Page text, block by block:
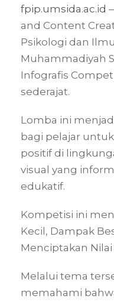
fpip.umsida.ac.id
and Content
Psikologi dan
Muhammadiyah
Infografis
sederajat.
Lomba ini
bagi pelajar
positif di
visual yang
edukatif.
Kompetisi ini
Kecil, Dampak
Menciptakan Nilai
Melalui tema
memahami